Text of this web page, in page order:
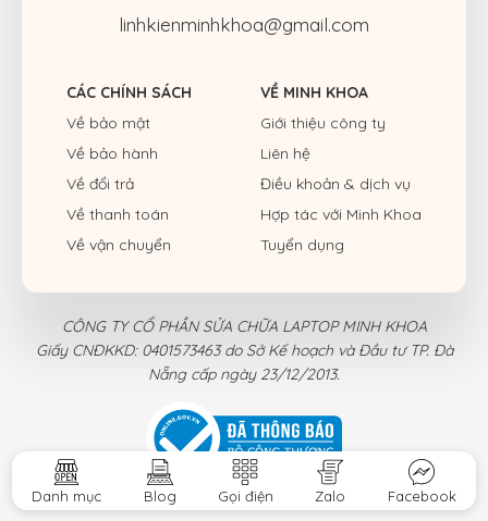
CÁC CHÍNH SÁCH
Về bảo mật
Về bảo hành
Về đổi trả
Về thanh toán
Về vận chuyển
linhkienminhkhoa@gmail.com
VỀ MINH KHOA
Giới thiệu công ty
Liên hệ
Điều khoản & dịch vụ
Hợp tác với Minh Khoa
Tuyển dụng
CÔNG TY CỔ PHẦN SỬA CHỮA LAPTOP MINH KHOA
Giấy CNĐKKD: 0401573463 do Sở Kế hoạch và Đầu tư TP. Đà
Nẵng cấp ngày 23/12/2013.
Danh mục Blog Gọi điện Zalo Facebook